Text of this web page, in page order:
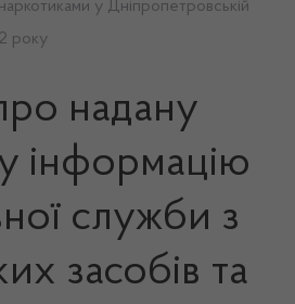
у Дніпропетровській
року
надану
інформацію
служби з
засобів та